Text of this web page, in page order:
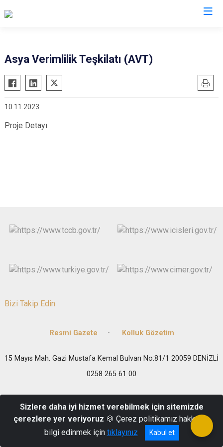
Asya Verimlilik Teşkilatı (AVT)
10.11.2023
Proje Detayı
Bizi Takip Edin
Resmi Gazete Kolluk Gözetim
15 Mayıs Mah. Gazi Mustafa Kemal Bulvarı No:81/1 20059 DENİZLİ
0258 265 61 00
Sizlere daha iyi hizmet verebilmek için sitemizde
çerezlere yer veriyoruz 🍪 Çerez politikamız hakkında
bilgi edinmek için tıklayınız Kabul et